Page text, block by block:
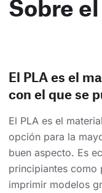
Sobre
El PLA es el
con el que se
El PLA es el
opción para la
buen aspecto. Es
principiantes como
imprimir modelos